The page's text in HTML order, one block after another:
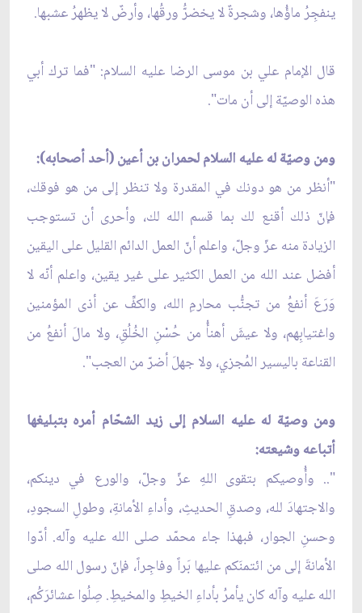
ينفجِرُ ماؤُها، وشجرةٌ لا يخضرُّ ورقُها، وأرضٌ لا يظهرُ عشبها.
قال الإمام علي بن موسى الرضا عليه السلام: "فما ترك أبي
هذه الوصيّة إلى أن مات".
ومن وصيّة له عليه السلام لحمران بن أعين (أحد أصحابه):
"أنظر من هو دونك في المقدرة ولا تنظر إلى من هو فوقك،
فإنّ ذلك أقنع لك بما قسم الله لك، وأحرى أن تستوجب
الزيادة منه عزّ وجلّ، واعلم أنّ العمل الدائم القليل على اليقين
أفضل عند الله من العمل الكثير على غير يقين، واعلم أنّه لا
وَرَعَ أنفعُ من تجنُّب محارمِ الله، والكفِّ عن أذى المؤمنين
واغتيابِهم، ولا عيشَ أهنأُ من حُسْنِ الخُلُقِ، ولا مالَ أنفعُ من
القناعة باليسير المُجزي، ولا جهلَ أضرّ من العجب".
ومن وصيّة له عليه السلام إلى زيد الشحّام أمره بتبليغها
أتباعه وشيعته:
".. وأُوصيكم بتقوى اللهِ عزّ وجلّ، والورع في دينكم،
والاجتهادَ لله، وصدقِ الحديثِ، وأداءِ الأمانةِ، وطولِ السجودِ،
وحسنِ الجوار، فبهذا جاء محمّد صلى الله عليه وآله. أدّوا
الأمانةَ إلى من ائتمنَكم عليها بَراً وفاجِراً، فإنّ رسول الله صلى
الله عليه وآله كان يأمرُ بأداءِ الخيطِ والمخيطِ. صِلُوا عشائرَكُم،